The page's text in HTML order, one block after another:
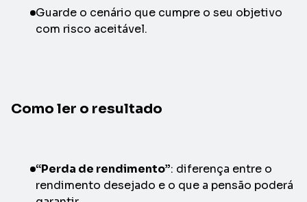
Guarde o cenário que cumpre o seu objetivo
com risco aceitável.
Como ler o resultado
“Perda de rendimento”: diferença entre o
rendimento desejado e o que a pensão poderá